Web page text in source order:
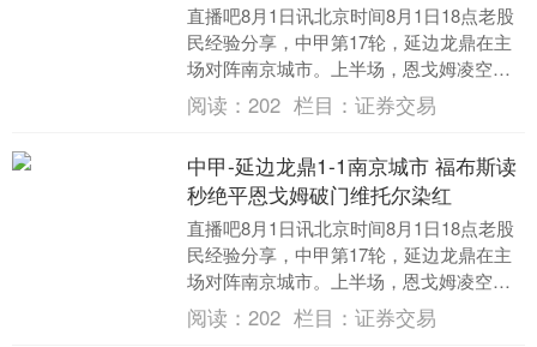
直播吧8月1日讯北京时间8月1日18点老股
民经验分享，中甲第17轮，延边龙鼎在主
场对阵南京城市。上半场，恩戈姆凌空抽
射破门。下半场，泽·维托尔补时被换下后
不满判....
阅读： 202 栏目： 证券交易
中甲-延边龙鼎1-1南京城市 福布斯读
秒绝平恩戈姆破门维托尔染红
直播吧8月1日讯北京时间8月1日18点老股
民经验分享，中甲第17轮，延边龙鼎在主
场对阵南京城市。上半场，恩戈姆凌空抽
射破门。下半场，泽·维托尔补时被换下后
不满判....
阅读： 202 栏目： 证券交易